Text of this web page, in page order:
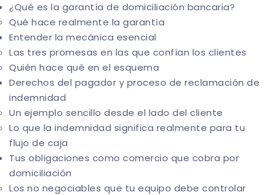
¿Qué es la garantía de domiciliación bancaria?
Qué hace realmente la garantía
Entender la mecánica esencial
Las tres promesas en las que confían los clientes
Quién hace qué en el esquema
Derechos del pagador y proceso de reclamación de
indemnidad
Un ejemplo sencillo desde el lado del cliente
Lo que la indemnidad significa realmente para tu
flujo de caja
Tus obligaciones como comercio que cobra por
domiciliación
Los no negociables que tu equipo debe controlar